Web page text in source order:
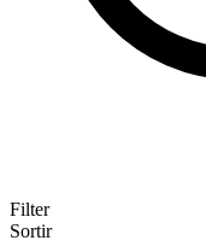
Filter
Sortir